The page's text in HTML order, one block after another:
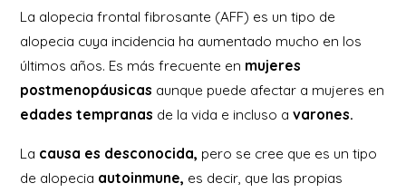
La alopecia frontal fibrosante (AFF) es un tipo de
alopecia cuya incidencia ha aumentado mucho en los
últimos años. Es más frecuente en mujeres
postmenopáusicas aunque puede afectar a mujeres en
edades tempranas de la vida e incluso avarones.
La causa es desconocida, pero se cree que es un tipo
de alopecia autoinmune, es decir, que las propias